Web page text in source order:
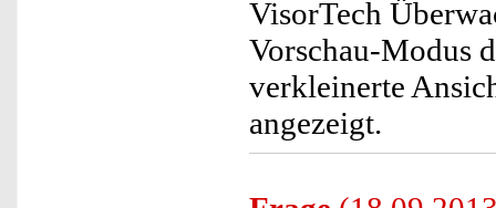
VisorTech
Vorschau-Modus
verkleinerte
angezeigt.